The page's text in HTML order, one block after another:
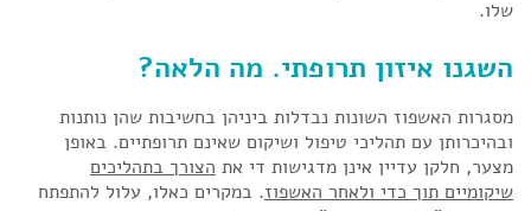
שלו.
השגנו איזון תרופתי. מה הלאה?
מסגרות האשפוז השונות נבדלות ביניהן בחשיבות שהן נותנות
ובהיכרותן עם תהליכי טיפול ושיקום שאינם תרופתיים. באופן
מצער, חלקן עדיין אינן מדגישות די אתהצורך בתהליכים
שיקומיים תוך כדי ולאחר האשפוז. במקרים כאלו, עלול להתפתח